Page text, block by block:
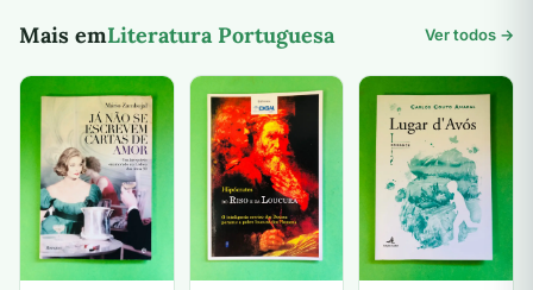
Mais emLiteratura Portuguesa Ver todos →